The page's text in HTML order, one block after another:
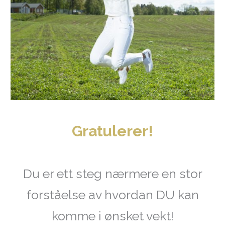
Gratulerer!
Du er ett steg nærmere en stor
forståelse av hvordan DU kan
komme i ønsket vekt!